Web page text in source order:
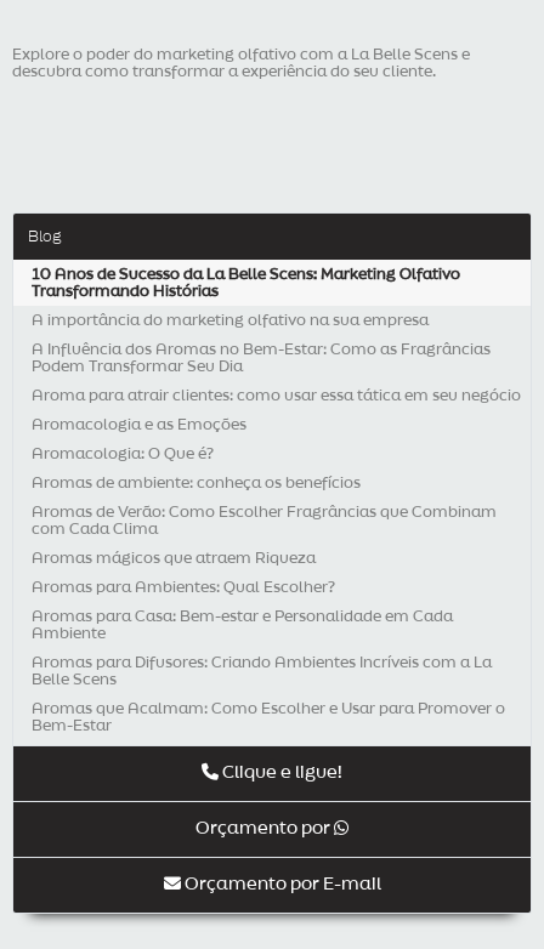
Explore o poder do marketing olfativo com a La Belle Scens e
descubra como transformar a experiência do seu cliente.
Blog
10 Anos de Sucesso da La Belle Scens: Marketing Olfativo
Transformando Histórias
A importância do marketing olfativo na sua empresa
A Influência dos Aromas no Bem-Estar: Como as Fragrâncias
Podem Transformar Seu Dia
Aroma para atrair clientes: como usar essa tática em seu negócio
Aromacologia e as Emoções
Aromacologia: O Que é?
Aromas de ambiente: conheça os benefícios
Aromas de Verão: Como Escolher Fragrâncias que Combinam
com Cada Clima
Aromas mágicos que atraem Riqueza
Aromas para Ambientes: Qual Escolher?
Aromas para Casa: Bem-estar e Personalidade em Cada
Ambiente
Aromas para Difusores: Criando Ambientes Incríveis com a La
Belle Scens
Aromas que Acalmam: Como Escolher e Usar para Promover o
Bem-Estar
Aromaterapia e Sistema Imunológico: Como Fortalecer a Saúde
com Aromas
Aromaterapia é uma ótima opção para presente de Natal
Aromaterapia para Crianças: Benefícios e Cuidados
Aromaterapia para Pets: Benefícios para a Saúde dos Nossos
Clique e ligue!
Orçamento por
Orçamento por E-mail